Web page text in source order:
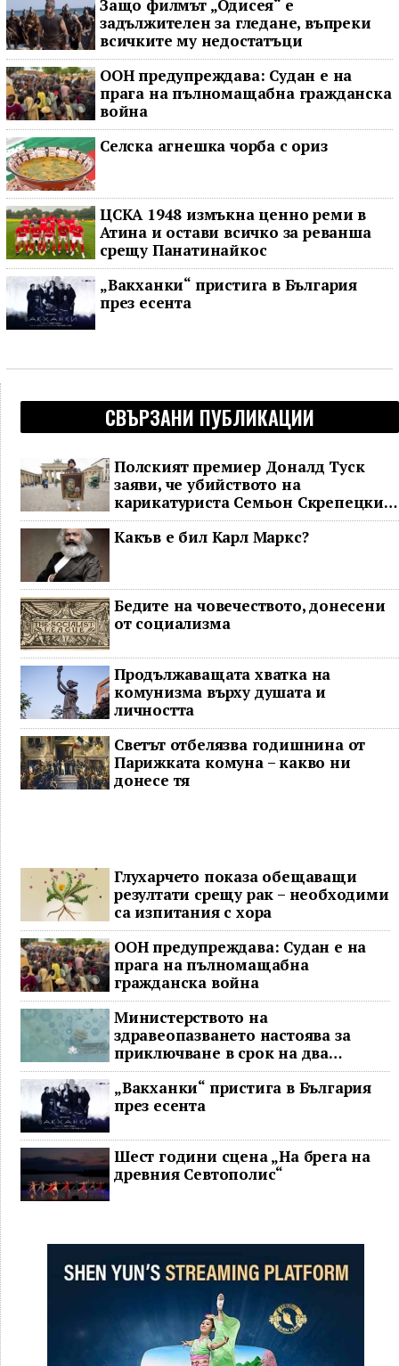
Защо филмът „Одисея“ е
задължителен за гледане, въпреки
всичките му недостатъци
ООН предупреждава: Судан е на
прага на пълномащабна гражданска
война
Селска агнешка чорба с ориз
ЦСКА 1948 измъкна ценно реми в
Атина и остави всичко за реванша
срещу Панатинайкос
„Вакханки“ пристига в България
през есента
СВЪРЗАНИ ПУБЛИКАЦИИ
Полският премиер Доналд Туск
заяви, че убийството на
карикатуриста Семьон Скрепецки
може да е „държавен тероризъм“
Какъв е бил Карл Маркс?
Бедите на човечеството, донесени
от социализма
Продължаващата хватка на
комунизма върху душата и
личността
Светът отбелязва годишнина от
Парижката комуна – какво ни
донесе тя
Глухарчето показа обещаващи
резултати срещу рак – необходими
са изпитания с хора
ООН предупреждава: Судан е на
прага на пълномащабна
гражданска война
Министерството на
здравеопазването настоява за
приключване в срок на два
ключови строителни проекта
„Вакханки“ пристига в България
през есента
Шест години сцена „На брега на
древния Севтополис“